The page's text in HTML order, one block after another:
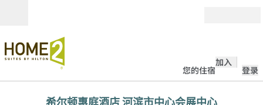
您的住宿
加入
登录
希尔顿惠庭酒店 河滨市中心会展中心